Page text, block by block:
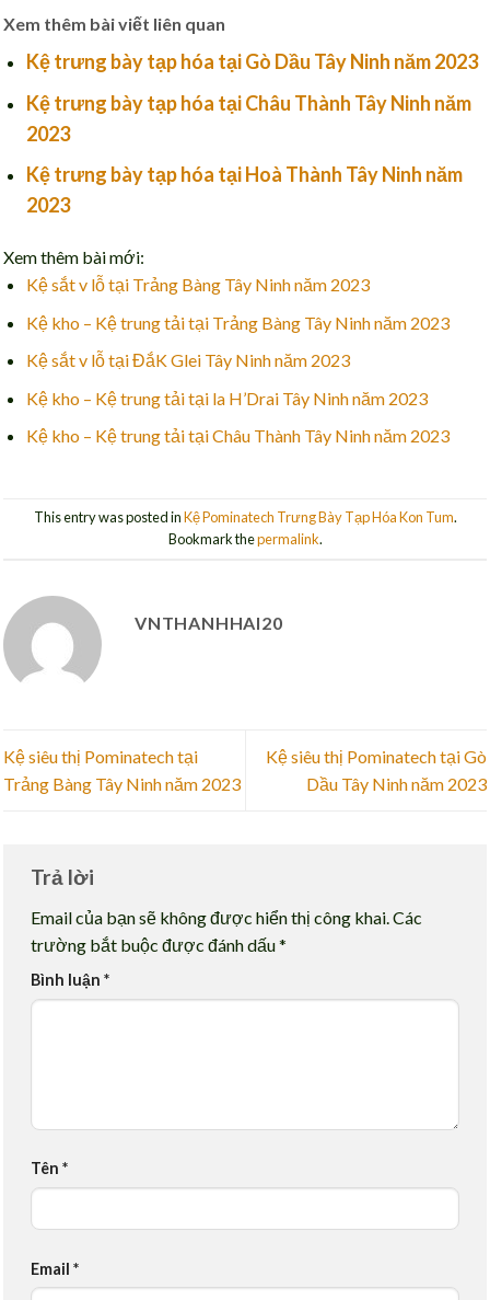
Xem thêm bài viết liên quan
Kệ trưng bày tạp hóa tại Gò Dầu Tây Ninh năm 2023
Kệ trưng bày tạp hóa tại Châu Thành Tây Ninh năm
2023
Kệ trưng bày tạp hóa tại Hoà Thành Tây Ninh năm
2023
Xem thêm bài mới:
Kệ sắt v lỗ tại Trảng Bàng Tây Ninh năm 2023
Kệ kho – Kệ trung tải tại Trảng Bàng Tây Ninh năm 2023
Kệ sắt v lỗ tại ĐắK Glei Tây Ninh năm 2023
Kệ kho – Kệ trung tải tại la H’Drai Tây Ninh năm 2023
Kệ kho – Kệ trung tải tại Châu Thành Tây Ninh năm 2023
This entry was posted inKệ Pominatech Trưng Bày Tạp Hóa Kon Tum.
Bookmark thepermalink.
VNTHANHHAI20
Kệ siêu thị Pominatech tại
Trảng Bàng Tây Ninh năm 2023
Kệ siêu thị Pominatech tại Gò
Dầu Tây Ninh năm 2023
Trả lời
Email của bạn sẽ không được hiển thị công khai.Các
trường bắt buộc được đánh dấu*
Bình luận *
Tên *
Email *